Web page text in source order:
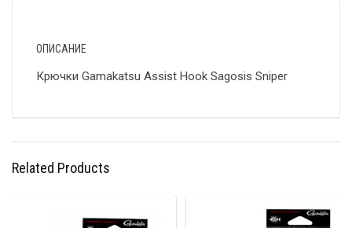
ОПИСАНИЕ
Крючки Gamakatsu Assist Hook Sagosis Sniper
Related Products